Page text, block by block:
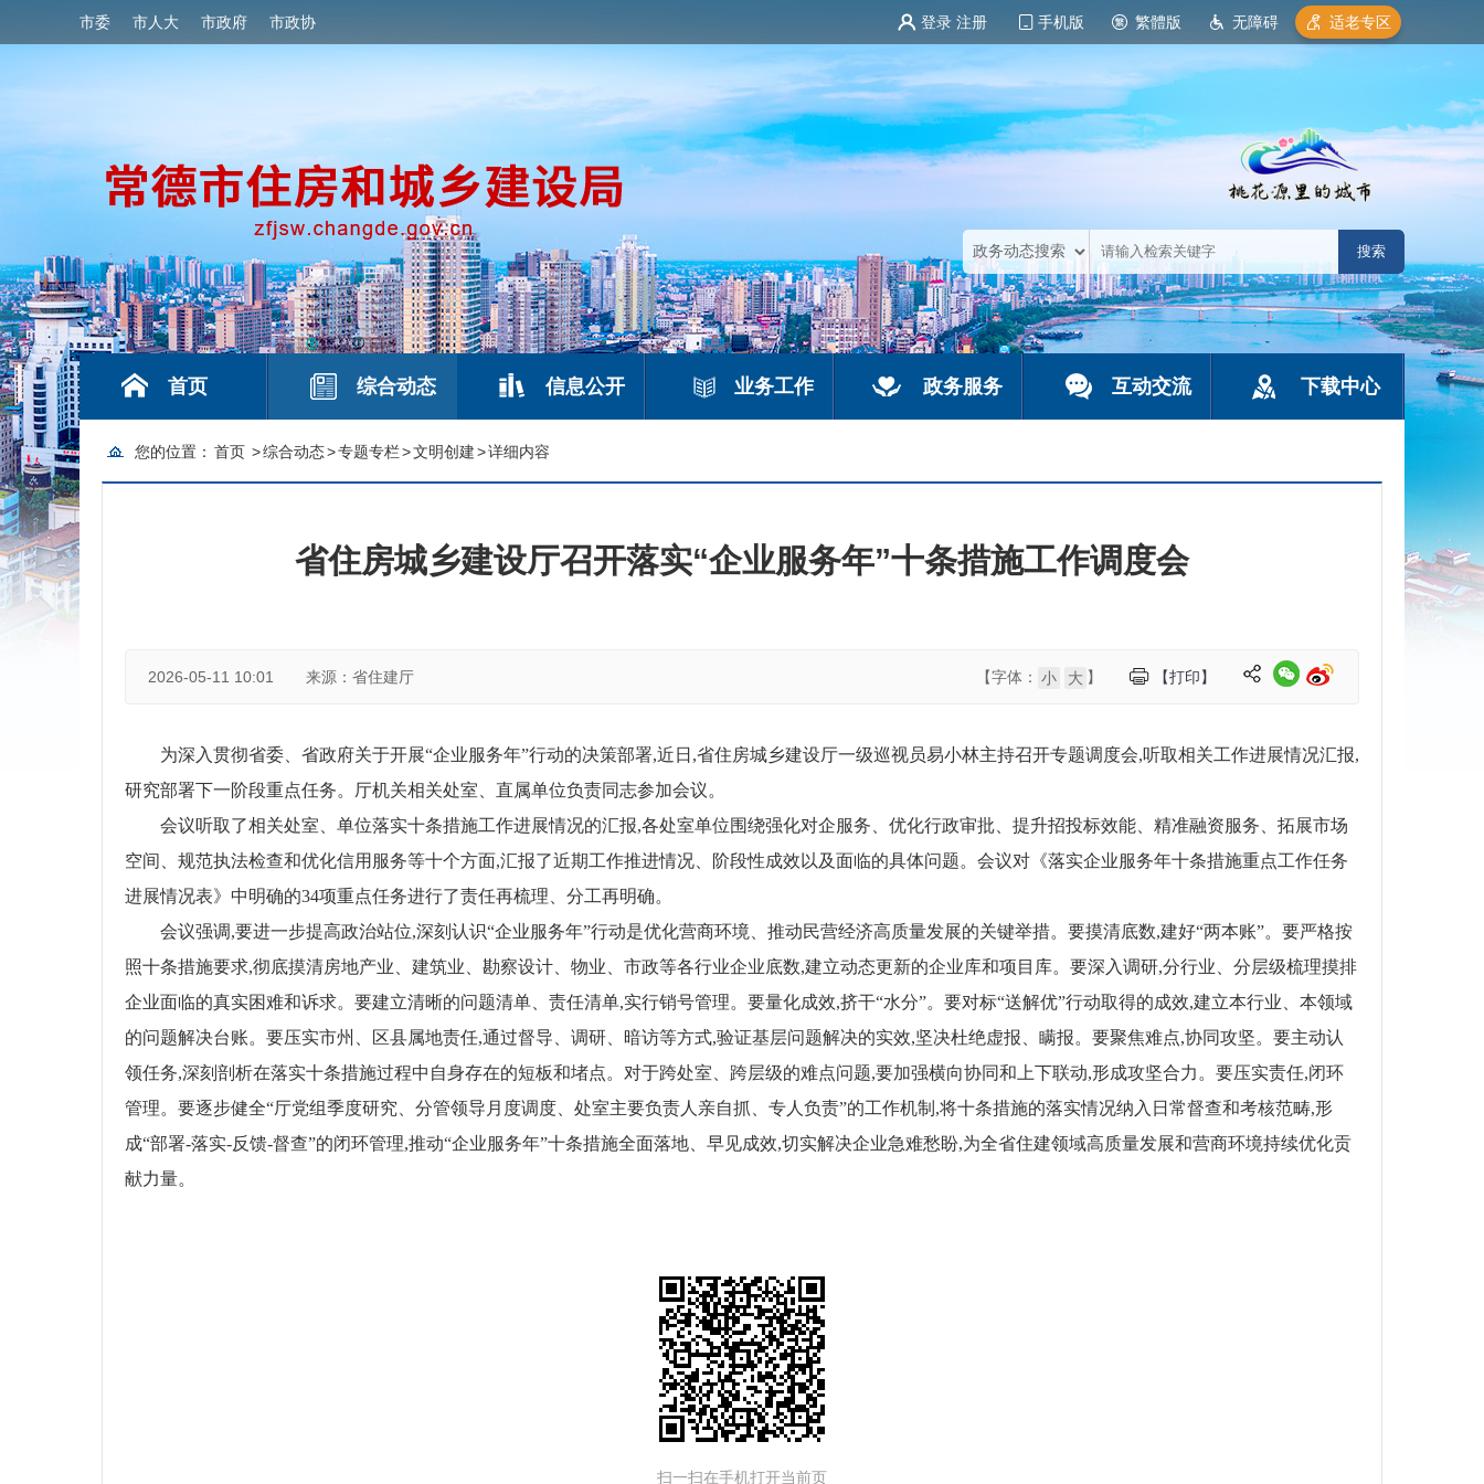
市委 市人大 市政府 市政协 登录 注册 手机版 繁體版 无障碍 适老专区
首页 综合动态 信息公开 业务工作 政务服务 互动交流 下载中心
您的位置： 首页 >综合动态>专题专栏>文明创建>详细内容
省住房城乡建设厅召开落实“企业服务年”十条措施工作调度会
2026-05-11 10:01 来源：省住建厅 【打印】
【字体： 小 大 】
为深入贯彻省委、省政府关于开展“企业服务年”行动的决策部署,近日,省住房城乡建设厅一级巡视员易小林主持召开专题调度会,听取相关工作进展情况汇报,
研究部署下一阶段重点任务。 厅机关相关处室、直属单位负责同志参加会议。
会议听取了相关处室、单位落实十条措施工作进展情况的汇报,各处室单位围绕强化对企服务、优化行政审批、提升招投标效能、精准融资服务、拓展市场
空间、规范执法检查和优化信用服务等十个方面,汇报了近期工作推进情况、阶段性成效以及面临的具体问题。 会议对《落实企业服务年十条措施重点工作任务
进展情况表》中明确的34项重点任务进行了责任再梳理、分工再明确。
会议强调,要进一步提高政治站位,深刻认识“企业服务年”行动是优化营商环境、推动民营经济高质量发展的关键举措。 要摸清底数,建好“两本账”。 要严格按
照十条措施要求,彻底摸清房地产业、建筑业、勘察设计、物业、市政等各行业企业底数,建立动态更新的企业库和项目库。 要深入调研,分行业、分层级梳理摸排
企业面临的真实困难和诉求。要建立清晰的问题清单、责任清单,实行销号管理。 要量化成效,挤干“水分”。 要对标“送解优”行动取得的成效,建立本行业、本领域
的问题解决台账。 要压实市州、区县属地责任,通过督导、调研、暗访等方式,验证基层问题解决的实效,坚决杜绝虚报、瞒报。 要聚焦难点,协同攻坚。 要主动认
领任务,深刻剖析在落实十条措施过程中自身存在的短板和堵点。 对于跨处室、跨层级的难点问题,要加强横向协同和上下联动,形成攻坚合力。 要压实责任,闭环
管理。 要逐步健全“厅党组季度研究、分管领导月度调度、处室主要负责人亲自抓、专人负责”的工作机制,将十条措施的落实情况纳入日常督查和考核范畴,形
成“部署-落实-反馈-督查”的闭环管理,推动“企业服务年”十条措施全面落地、早见成效,切实解决企业急难愁盼,为全省住建领域高质量发展和营商环境持续优化贡
献力量。
扫一扫在手机打开当前页